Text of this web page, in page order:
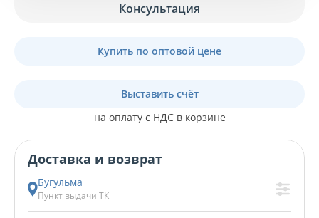
Консультация
Купить по оптовой цене
Выставить счёт
на оплату с НДС в корзине
Доставка и возврат
Бугульма
Пункт выдачи ТК